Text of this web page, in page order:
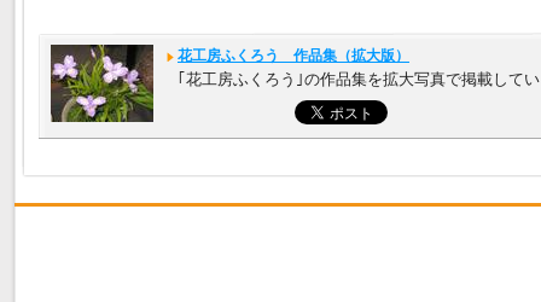
花工房ふくろう 作品集（拡大版）
｢花工房ふくろう｣の作品集を拡大写真で掲載して